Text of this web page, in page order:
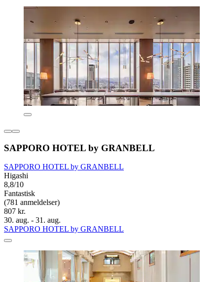
SAPPORO HOTEL by GRANBELL
SAPPORO HOTEL by GRANBELL
Higashi
8,8/10
Fantastisk
(781 anmeldelser)
807 kr.
30. aug. - 31. aug.
SAPPORO HOTEL by GRANBELL